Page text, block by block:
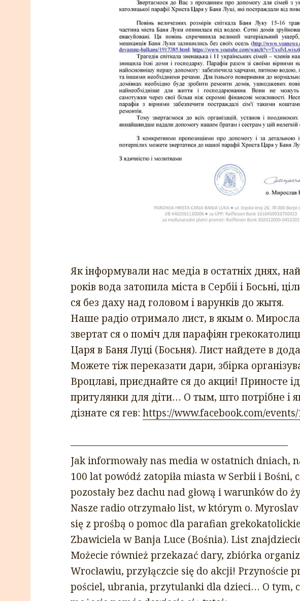
Як інформували нас медіа в остатніх днях,
років вода затопила міста в Сербіі і Босьні,
ся без даху над головом і варунків до жытя.
Наше радіо отримало лист, в якым о.
звертат ся о поміч для парафіян
Царя в Баня Луці (Босьня). Лист найдете в
Можете тіж переказати дари, збірка
Вроцлаві, приєднайте ся до акциі! Приносте
притулянки для діти… О тым, што потрібне і
дізнате ся гев:https://www.facebook.com/
——————————————————————–
Jak informowały nas media w ostatnich dniach,
100 lat powódź zatopiła miasta w Serbii i Bośni,
pozostały bez dachu nad głową i warunków do
Nasze radio otrzymało list, w którym o.
się z prośbą o pomoc dla parafian
Zbawiciela w Banja Luce (Bośnia). List
Możecie również przekazać dary, zbiórka
Wrocławiu, przyłączcie się do akcji! Przynoście
pościel, ubrania, przytulanki dla dzieci… O tym,